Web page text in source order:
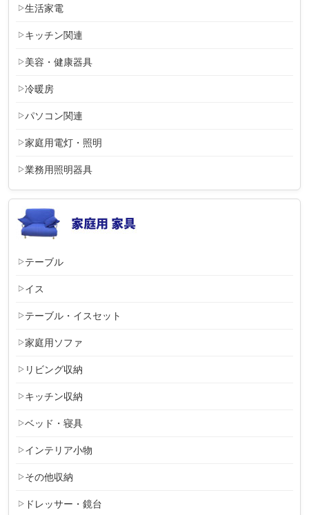
生活家電
キッチン関連
美容・健康器具
冷暖房
パソコン関連
家庭用電灯・照明
業務用照明器具
テーブル
イス
テーブル・イスセット
家庭用ソファ
リビング収納
キッチン収納
ベッド・寝具
インテリア小物
その他収納
ドレッサー・鏡台